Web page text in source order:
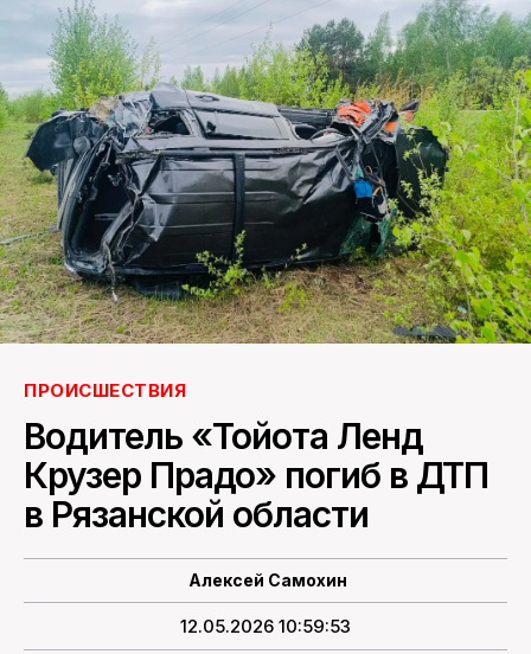
О НАС
ПОИСК ПО САЙТУ
ПРОИСШЕСТВИЯ
Водитель «Тойота Ленд
Крузер Прадо» погиб в ДТП
в Рязанской области
Алексей Самохин
12.05.2026 10:59:53